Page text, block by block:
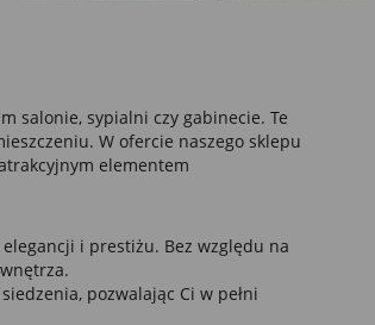
salonie, sypialni czy gabinecie. Te
W ofercie naszego sklepu
elementem
i prestiżu. Bez względu na
pozwalając Ci w pełni